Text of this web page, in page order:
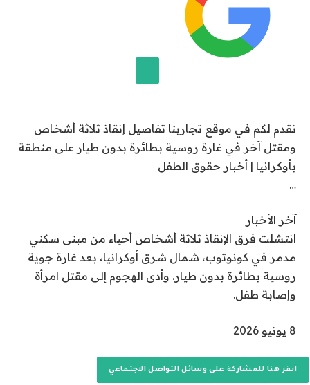
و
ن
ي
و
0
2
6
نقدم لكم في موقع تجاربنا تفاصيل إنقاذ ثلاثة أشخاص
ومقتل آخر في غارة روسية بطائرة بدون طيار على منطقة
بأوكرانيا | أخبار حقوق الطفل
…
آخر الأخبار
انتشلت فرق الإنقاذ ثلاثة أشخاص أحياء من مبنى سكني
مدمر في كونوتوب، شمال شرق أوكرانيا، بعد غارة جوية
روسية بطائرة بدون طيار. وأدى الهجوم إلى مقتل امرأة
وإصابة طفل.
ت
ا
8 يونيو 2026
انقر هنا للمشاركة على وسائل التواصل الاجتماعي